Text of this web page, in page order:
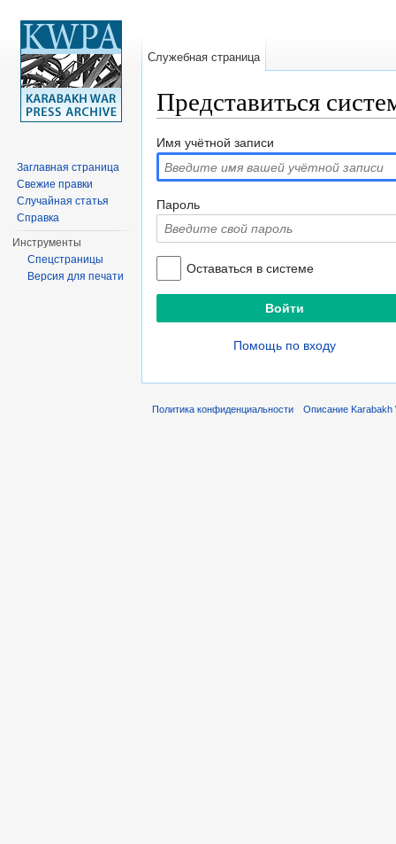
Представиться
Имя учётной записи
Пароль
Оставаться в системе
Помощь по входу
Служебная страница
Заглавная страница
Свежие правки
Случайная статья
Справка
Инструменты
Спецстраницы
Версия для печати
Политика конфиденциальности Описание Karabakh